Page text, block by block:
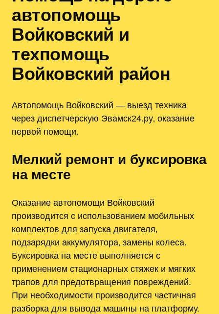
автопомощь
Войковский и
техпомощь
Войковский район
Автопомощь Войковский — выезд техника
через диспетчерскую Эвамск24.ру‚ оказание
первой помощи.
Мелкий ремонт и буксировка
на месте
Оказание автопомощи Войковский
производится с использованием мобильных
комплектов для запуска двигателя‚
подзарядки аккумулятора‚ замены колеса.
Буксировка на месте выполняется с
применением стационарных стяжек и мягких
трапов для предотвращения повреждений.
При необходимости производится частичная
разборка для вывода машины на платформу.